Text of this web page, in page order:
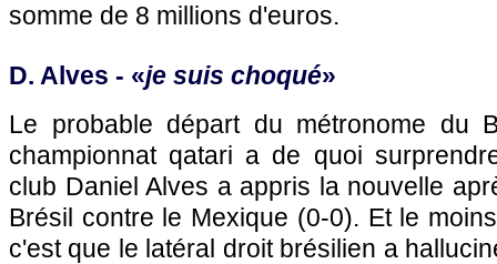
somme de 8 millions d'euros.
D. Alves - «je suis choqué»
Le probable départ du métronome du
championnat qatari a de quoi
club Daniel Alves a appris la nouvelle
Brésil contre le Mexique (0-0). Et le
c'est que le latéral droit brésilien a